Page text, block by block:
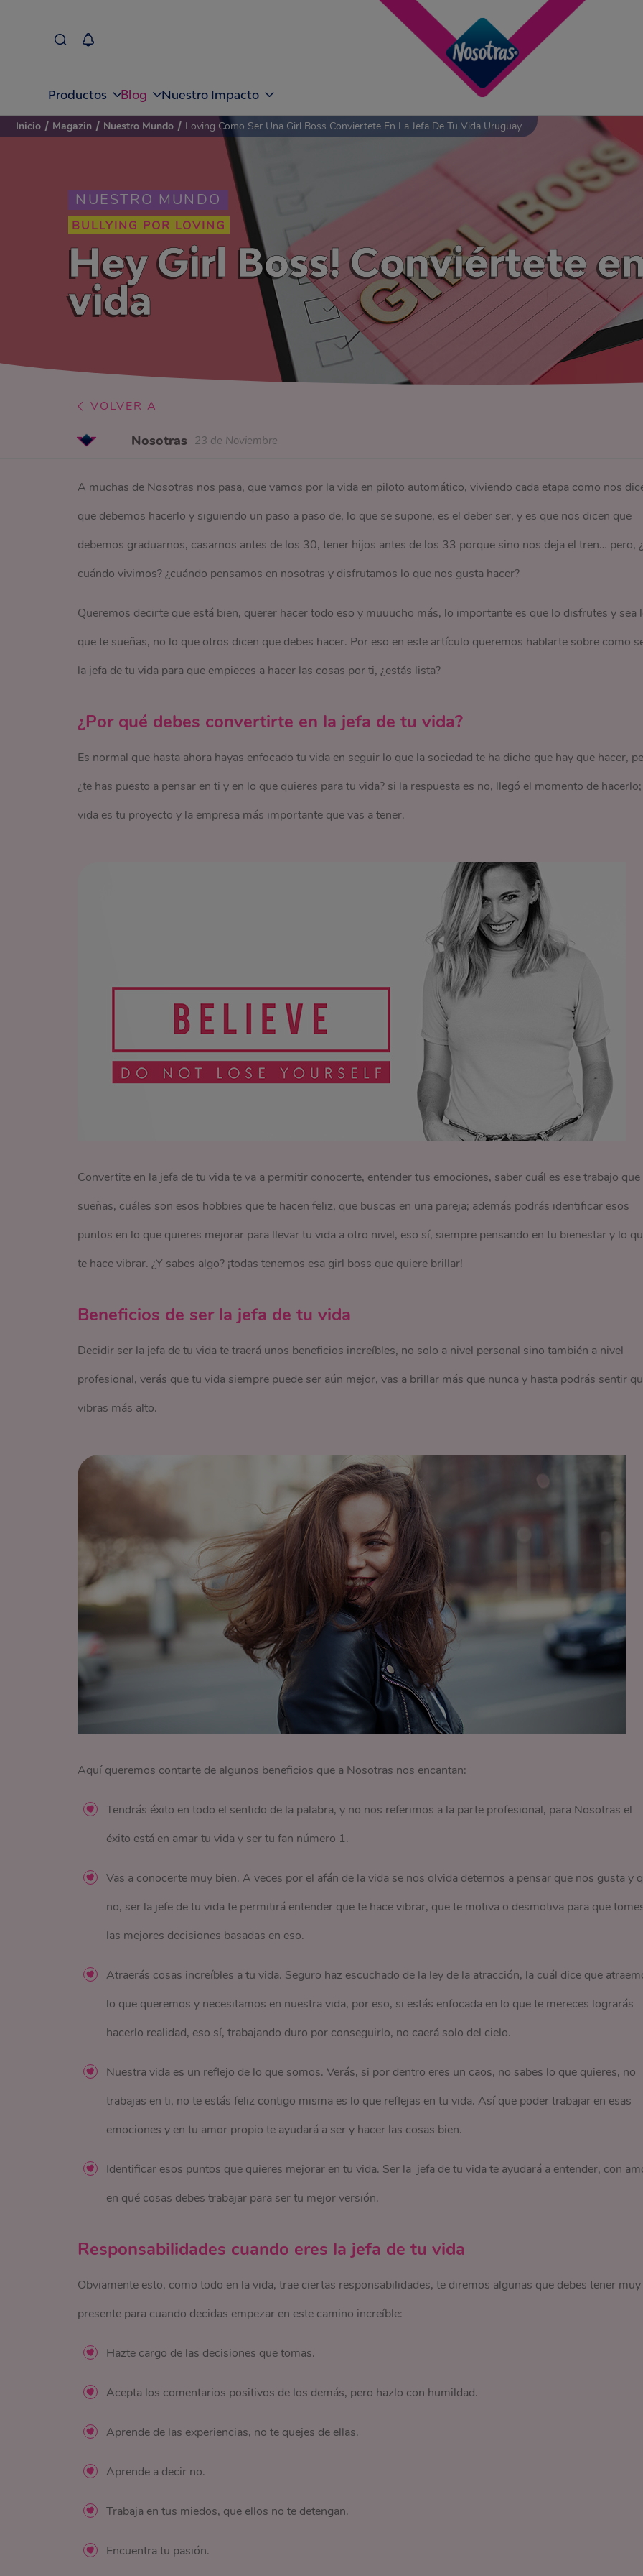
Productos Blog Nuestro Impacto
NUESTRO MUNDO
BULLYING POR LOVING
Hey Girl Boss! Conviértete
vida
Inicio / Magazin / Nuestro Mundo / Loving Como Ser Una Girl Boss Conviertete En La Jefa De Tu Vida Uruguay
VOLVER A
Nosotras 23 de Noviembre
A muchas de Nosotras nos pasa, que vamos por la vida en piloto automático, viviendo cada etapa como nos
que debemos hacerlo y siguiendo un paso a paso de, lo que se supone, es el deber ser, y es que nos dicen que
debemos graduarnos, casarnos antes de los 30, tener hijos antes de los 33 porque sino nos deja el tren… pero,
cuándo vivimos? ¿cuándo pensamos en nosotras y disfrutamos lo que nos gusta hacer?
Queremos decirte que está bien, querer hacer todo eso y muuucho más, lo importante es que lo disfrutes y sea
que te sueñas, no lo que otros dicen que debes hacer. Por eso en este artículo queremos hablarte sobre como
la jefa de tu vida para que empieces a hacer las cosas por ti, ¿estás lista?
¿Por qué debes convertirte en la jefa de tu vida?
Es normal que hasta ahora hayas enfocado tu vida en seguir lo que la sociedad te ha dicho que hay que hacer,
¿te has puesto a pensar en ti y en lo que quieres para tu vida? si la respuesta es no, llegó el momento de
vida es tu proyecto y la empresa más importante que vas a tener.
Convertite en la jefa de tu vida te va a permitir conocerte, entender tus emociones, saber cuál es ese trabajo que
sueñas, cuáles son esos hobbies que te hacen feliz, que buscas en una pareja; además podrás identificar esos
puntos en lo que quieres mejorar para llevar tu vida a otro nivel, eso sí, siempre pensando en tu bienestar y lo
te hace vibrar. ¿Y sabes algo? ¡todas tenemos esa girl boss que quiere brillar!
Beneficios de ser la jefa de tu vida
Decidir ser la jefa de tu vida te traerá unos beneficios increíbles, no solo a nivel personal sino también a nivel
profesional, verás que tu vida siempre puede ser aún mejor, vas a brillar más que nunca y hasta podrás sentir
vibras más alto.
Aquí queremos contarte de algunos beneficios que a Nosotras nos encantan:
Tendrás éxito en todo el sentido de la palabra, y no nos referimos a la parte profesional, para Nosotras el
éxito está en amar tu vida y ser tu fan número 1.
Vas a conocerte muy bien. A veces por el afán de la vida se nos olvida deternos a pensar que nos gusta y
no, ser la jefe de tu vida te permitirá entender que te hace vibrar, que te motiva o desmotiva para que
las mejores decisiones basadas en eso.
Atraerás cosas increíbles a tu vida. Seguro haz escuchado de la ley de la atracción, la cuál dice que
lo que queremos y necesitamos en nuestra vida, por eso, si estás enfocada en lo que te mereces lograrás
hacerlo realidad, eso sí, trabajando duro por conseguirlo, no caerá solo del cielo.
Nuestra vida es un reflejo de lo que somos. Verás, si por dentro eres un caos, no sabes lo que quieres, no
trabajas en ti, no te estás feliz contigo misma es lo que reflejas en tu vida. Así que poder trabajar en esas
emociones y en tu amor propio te ayudará a ser y hacer las cosas bien.
Identificar esos puntos que quieres mejorar en tu vida. Ser la jefa de tu vida te ayudará a entender, con
en qué cosas debes trabajar para ser tu mejor versión.
Responsabilidades cuando eres la jefa de tu vida
Obviamente esto, como todo en la vida, trae ciertas responsabilidades, te diremos algunas que debes tener muy
presente para cuando decidas empezar en este camino increíble:
Hazte cargo de las decisiones que tomas.
Acepta los comentarios positivos de los demás, pero hazlo con humildad.
Aprende de las experiencias, no te quejes de ellas.
Aprende a decir no.
Trabaja en tus miedos, que ellos no te detengan.
Encuentra tu pasión.